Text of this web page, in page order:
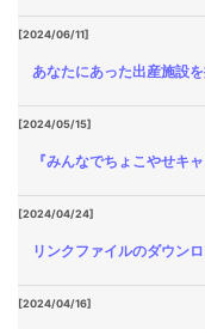
[2024/06/11]
あなたにあった出産施設
[2024/05/15]
『みんなでちょこやせキ
[2024/04/24]
リンクファイルのダウン
[2024/04/16]